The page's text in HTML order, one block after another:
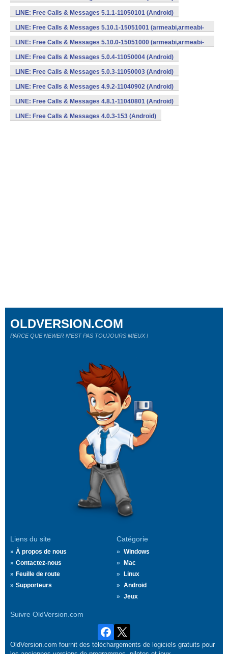
LINE: Free Calls & Messages 5.1.1-11050101 (Android)
LINE: Free Calls & Messages 5.10.1-15051001 (armeabi,armeabi-
v7a) (Android)
LINE: Free Calls & Messages 5.10.0-15051000 (armeabi,armeabi-
v7a) (Android)
LINE: Free Calls & Messages 5.0.4-11050004 (Android)
LINE: Free Calls & Messages 5.0.3-11050003 (Android)
LINE: Free Calls & Messages 4.9.2-11040902 (Android)
LINE: Free Calls & Messages 4.8.1-11040801 (Android)
LINE: Free Calls & Messages 4.0.3-153 (Android)
Liens du site
À propos de nous
Contactez-nous
Feuille de route
Supporteurs
Catégorie
Windows
Mac
Linux
Android
Jeux
Suivre OldVersion.com
OLDVERSION.COM
PARCE QUE NEWER N'EST PAS TOUJOURS MIEUX !
OldVersion.com fournit des téléchargements de logiciels gratuits pour